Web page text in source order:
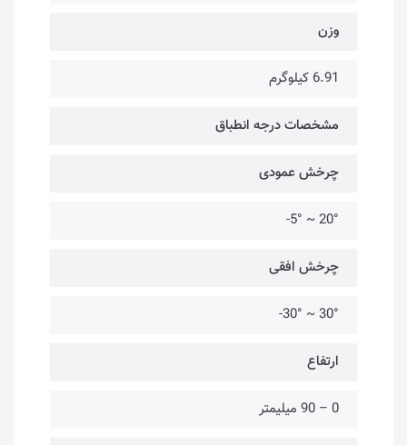
وزن
6.91 کیلوگرم
مشخصات درجه انطباق
چرخش عمودی
20° ~ 5°-
چرخش افقی
30° ~ 30°-
ارتفاع
0 – 90 میلیمتر